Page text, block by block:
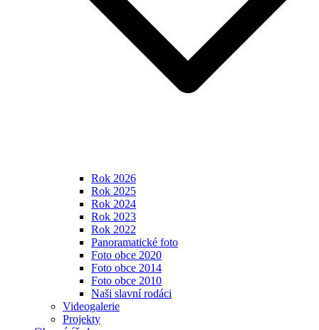
Rok 2026
Rok 2025
Rok 2024
Rok 2023
Rok 2022
Panoramatické foto
Foto obce 2020
Foto obce 2014
Foto obce 2010
Naši slavní rodáci
Videogalerie
Projekty